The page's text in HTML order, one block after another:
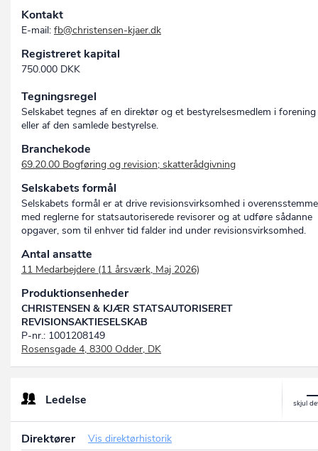
Kontakt
E-mail: fb@christensen-kjaer.dk
Registreret kapital
750.000 DKK
Tegningsregel
Selskabet tegnes af en direktør og et bestyrelsesmedlem i forening
eller af den samlede bestyrelse.
Branchekode
69.20.00 Bogføring og revision; skatterådgivning
Selskabets formål
Selskabets formål er at drive revisionsvirksomhed i
med reglerne for statsautoriserede revisorer og at udføre sådanne
opgaver, som til enhver tid falder ind under revisionsvirksomhed.
Antal ansatte
11 Medarbejdere (11 årsværk, Maj 2026)
Produktionsenheder
CHRISTENSEN & KJÆR STATSAUTORISERET
REVISIONSAKTIESELSKAB
P-nr.: 1001208149
Rosensgade 4, 8300 Odder, DK
Ledelse
Direktører Vis direktørhistorik